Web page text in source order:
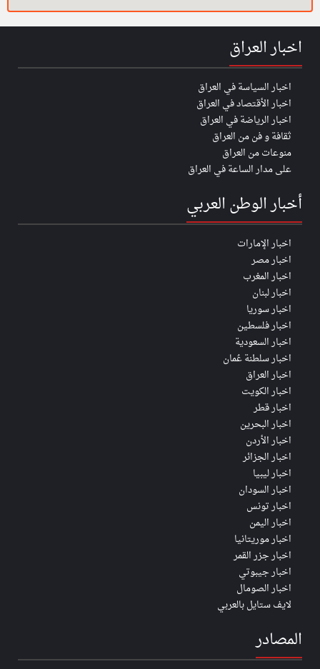
اخبار العراق
اخبار السياسة في العراق
اخبار الأقتصاد في العراق
اخبار الرياضة في العراق
ثقافة و فن من العراق
منوعات من العراق
على مدار الساعة في العراق
أخبار الوطن العربي
اخبار الإمارات
اخبار مصر
اخبار المغرب
اخبار لبنان
اخبار سوريا
اخبار فلسطين
اخبار السعودية
اخبار سلطنة عُمان
اخبار العراق
اخبار الكويت
اخبار قطر
اخبار البحرين
اخبار الأردن
اخبار الجزائر
اخبار ليبيا
اخبار السودان
اخبار تونس
اخبار اليمن
اخبار موريتانيا
اخبار جزر القمر
اخبار جيبوتي
اخبار الصومال
لايف ستايل بالعربي
المصادر